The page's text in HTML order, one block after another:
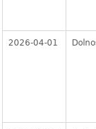
2026-04-01